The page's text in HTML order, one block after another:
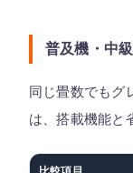
普及機・中
同じ畳数でもグ
は、搭載機能と